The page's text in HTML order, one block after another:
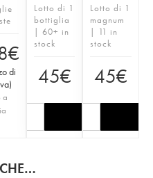
€
di
)
a
Lotto di 1
bottiglia
| 60+ in
stock
45€
Lotto di 1
magnum
| 11 in
stock
45€